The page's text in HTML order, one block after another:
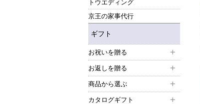
トウエディング
京王の家事代行
ギフト
お祝いを贈る
お返しを贈る
商品から選ぶ
カタログギフト